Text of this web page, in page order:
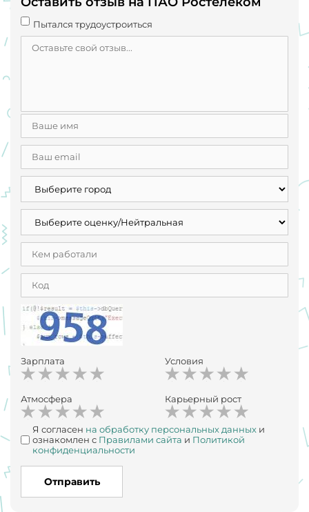
Пытался трудоустроиться
Зарплата Условия
Атмосфера Карьерный рост
Я согласен на обработку персональных данных и
ознакомлен с Правилами сайта и Политикой
конфиденциальности
Отправить